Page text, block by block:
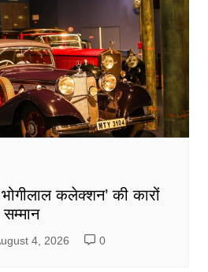
कलेक्शन’ की कारों
4, 2026 0